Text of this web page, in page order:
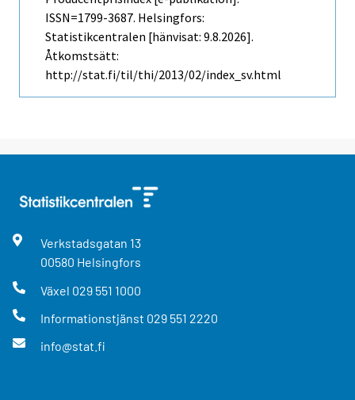
ISSN=1799-3687. Helsingfors:
Statistikcentralen [hänvisat: 9.8.2026].
Åtkomstsätt:
http://stat.fi/til/thi/2013/02/index_sv.html
Verkstadsgatan 13
00580 Helsingfors
Växel 029 551 1000
Informationstjänst 029 551 2220
info@stat.fi